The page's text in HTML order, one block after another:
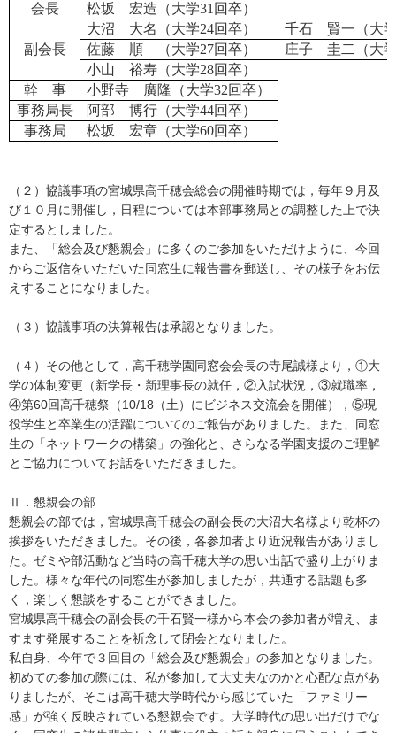
会長
松坂 宏造（大学31 回卒）
副会長
大沼 大名（大学24回卒）
千石 賢一（大
佐藤 順 （大学27回卒）
庄子 圭二（大
小山 裕寿（大学28回卒）
幹 事
小野寺 廣隆（大学32回卒）
事務局長
阿部 博行（大学44回卒）
事務局
松坂 宏章（大学60回卒）
（２）協議事項の宮城県高千穂会総会の開催時期では，毎年９月及
び１０月に開催し，日程については本部事務局との調整した上で決
定するとしました。
また、「総会及び懇親会」に多くのご参加をいただけように、今回
からご返信をいただいた同窓生に報告書を郵送し、その様子をお伝
えすることになりました。
（３）協議事項の決算報告は承認となりました。
（４）その他として，高千穂学園同窓会会長の寺尾誠様より，①大
学の体制変更（新学長・新理事長の就任，②入試状況，③就職率，
④第60回高千穂祭（10/18（土）にビジネス交流会を開催），⑤現
役学生と卒業生の活躍についてのご報告がありました。また、同窓
生の「ネットワークの構築」の強化と、さらなる学園支援のご理解
とご協力についてお話をいただきました。
Ⅱ．懇親会の部
懇親会の部では，宮城県高千穂会の副会長の大沼大名様より乾杯の
挨拶をいただきました。その後，各参加者より近況報告がありまし
た。ゼミや部活動など当時の高千穂大学の思い出話で盛り上がりま
した。様々な年代の同窓生が参加しましたが，共通する話題も多
く，楽しく懇談をすることができました。
宮城県高千穂会の副会長の千石賢一様から本会の参加者が増え、ま
すます発展することを祈念して閉会となりました。
私自身、今年で３回目の「総会及び懇親会」の参加となりました。
初めての参加の際には、私が参加して大丈夫なのかと心配な点があ
りましたが、そこは高千穂大学時代から感じていた「ファミリー
感」が強く反映されている懇親会です。大学時代の思い出だけでな